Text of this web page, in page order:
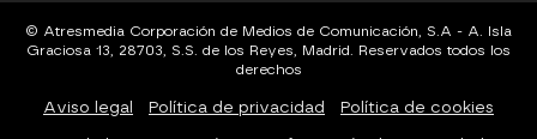
© Atresmedia Corporación de Medios de Comunicación, S.A - A. Isla
Graciosa 13, 28703, S.S. de los Reyes, Madrid. Reservados todos los
derechos
Aviso legal Política de privacidad Política de cookies